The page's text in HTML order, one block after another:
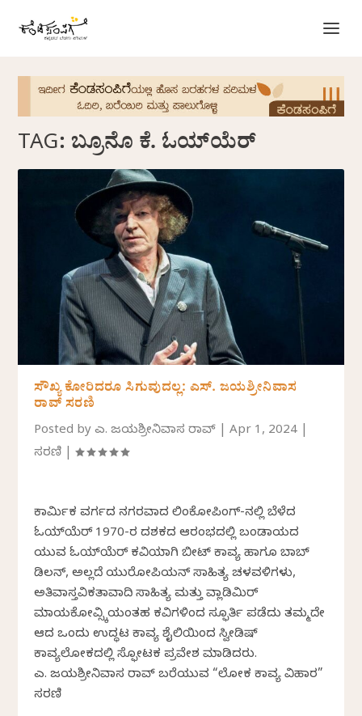
TAG: ಬ್ರೂನೊ ಕೆ. ಓಯ್‌ಯೆರ್
ಸೌಖ್ಯ ಕೋರಿದರೂ ಸಿಗುವುದಲ್ಲ: ಎಸ್. ಜಯಶ್ರೀನಿವಾಸ
ರಾವ್ ಸರಣಿ
Posted byಎಸ್. ಜಯಶ್ರೀನಿವಾಸ ರಾವ್ |Apr 1, 2024
ಸರಣಿ |
ಕಾರ್ಮಿಕ ವರ್ಗದ ನಗರವಾದ ಲಿಂಕೋಪಿಂಗ್‌-ನಲ್ಲಿ ಬೆಳೆದ
ಓಯ್‌ಯೆರ್ 1970-ರ ದಶಕದ ಆರಂಭದಲ್ಲಿ ಬಂಡಾಯದ
ಯುವ ಓಯ್‌ಯೆರ್ ಕವಿಯಾಗಿ ಬೀಟ್ ಕಾವ್ಯ ಹಾಗೂ ಬಾಬ್
ಡಿಲನ್, ಅಲ್ಲದೆ ಯುರೋಪಿಯನ್ ಸಾಹಿತ್ಯ ಚಳವಳಿಗಳು,
ಅತಿವಾಸ್ತವಿಕತಾವಾದಿ ಸಾಹಿತ್ಯ ಮತ್ತು ವ್ಲಾಡಿಮಿರ್‌
ಮಾಯಕೋವ್ಸ್ಕಿಯಂತಹ ಕವಿಗಳಿಂದ ಸ್ಫೂರ್ತಿ ಪಡೆದು ತಮ್ಮದೇ
ಆದ ಒಂದು ಉದ್ಧಟ ಕಾವ್ಯ ಶೈಲಿಯಿಂದ ಸ್ವೀಡಿಷ್
ಕಾವ್ಯಲೋಕದಲ್ಲಿ ಸ್ಫೋಟಕ ಪ್ರವೇಶ ಮಾಡಿದರು.
ಎಸ್. ಜಯಶ್ರೀನಿವಾಸ ರಾವ್ ಬರೆಯುವ “ಲೋಕ ಕಾವ್ಯ ವಿಹಾರ”
ಸರಣಿ